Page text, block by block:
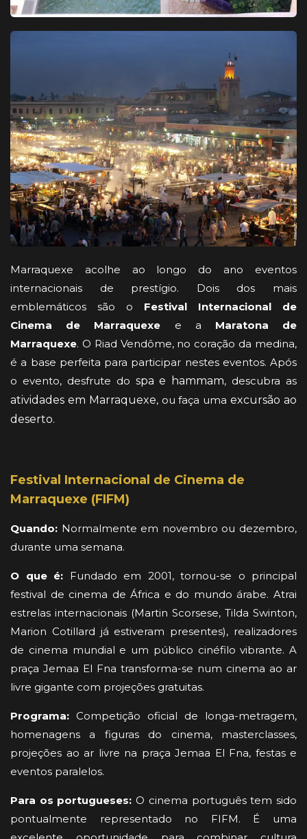
Marraquexe acolhe ao longo do ano eventos
internacionais de prestígio. Dois dos mais
emblemáticos são o Festival Internacional de
Cinema de Marraquexe e a Maratona de
Marraquexe. O Riad Vendôme, no coração da medina,
é a base perfeita para participar nestes eventos. Após
o evento, desfrute do spa e hammam, descubra as
atividades em Marraquexe, ou faça umaexcursão ao
deserto.
Festival Internacional de Cinema de
Marraquexe (FIFM)
Quando: Normalmente em novembro ou dezembro,
durante uma semana.
O que é: Fundado em 2001, tornou-se o principal
festival de cinema de África e do mundo árabe. Atrai
estrelas internacionais (Martin Scorsese, Tilda Swinton,
Marion Cotillard já estiveram presentes), realizadores
de cinema mundial e um público cinéfilo vibrante. A
praça Jemaa El Fna transforma-se num cinema ao ar
livre gigante com projeções gratuitas.
Programa: Competição oficial de longa-metragem,
homenagens a figuras do cinema, masterclasses,
projeções ao ar livre na praça Jemaa El Fna, festas e
eventos paralelos.
Para os portugueses: O cinema português tem sido
pontualmente representado no FIFM. É uma